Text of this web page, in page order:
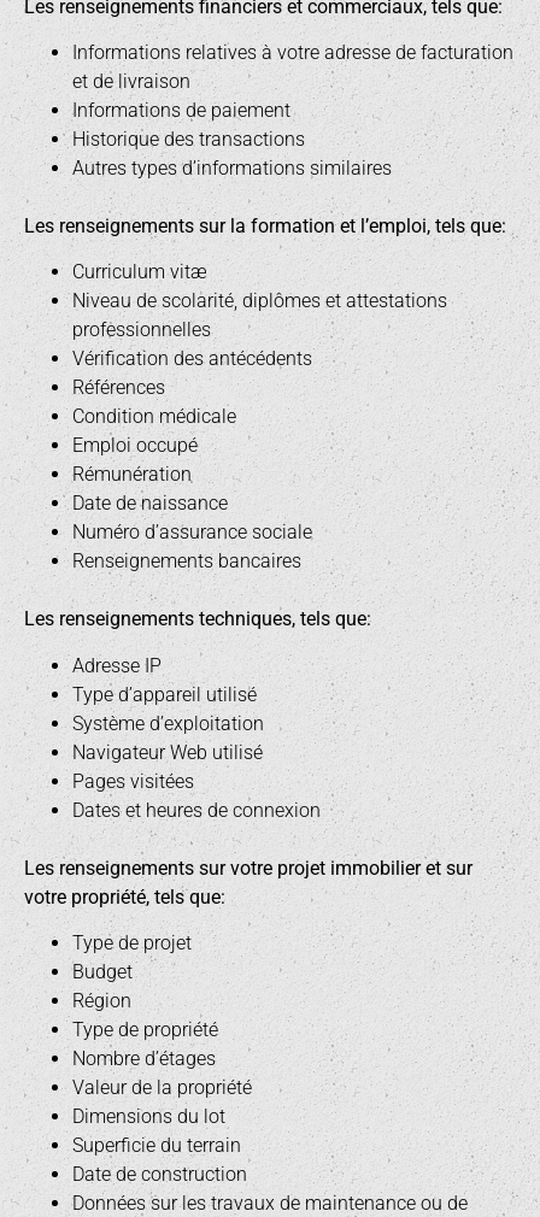
Les renseignements financiers et commerciaux, tels que:
Informations relatives à votre adresse de facturation
et de livraison
Informations de paiement
Historique des transactions
Autres types d’informations similaires
Les renseignements sur la formation et l’emploi, tels que:
Curriculum vitæ
Niveau de scolarité, diplômes et attestations
professionnelles
Vérification des antécédents
Références
Condition médicale
Emploi occupé
Rémunération
Date de naissance
Numéro d’assurance sociale
Renseignements bancaires
Les renseignements techniques, tels que:
Adresse IP
Type d’appareil utilisé
Système d’exploitation
Navigateur Web utilisé
Pages visitées
Dates et heures de connexion
Les renseignements sur votre projet immobilier et sur
votre propriété, tels que:
Type de projet
Budget
Région
Type de propriété
Nombre d’étages
Valeur de la propriété
Dimensions du lot
Superficie du terrain
Date de construction
Données sur les travaux de maintenance ou de